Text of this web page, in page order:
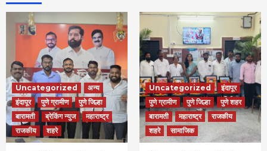
Uncategorized
अन्य
इंदापूर
पुणे ग्रामीण
पुणे जिल्हा
बारामती
ब्रेकिंग न्युज
महाराष्ट्र
राजकीय
शहरे
Uncategorized
इंदापूर
पुणे ग्रामीण
पुणे जिल्हा
पुणे शहर
बारामती
महाराष्ट्र
राजकीय
शहरे
सामाजिक